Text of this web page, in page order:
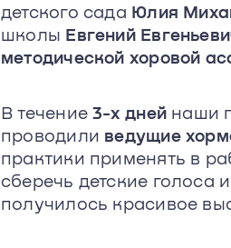
детского сада Юлия
школы Евгений
методической хоровой
В течение3-х дней наши
проводили ведущие
практики применять в
сберечь детские голоса
получилось красивое